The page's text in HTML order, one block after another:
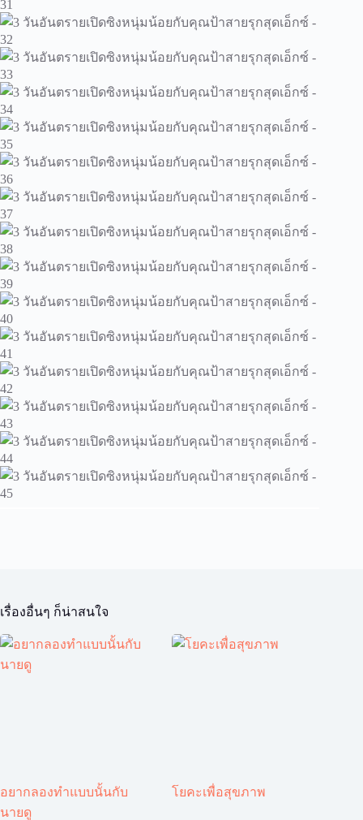
เรื่องอื่นๆ ก็น่าสนใจ
อยากลองทำแบบนั้นกับ
นายดู
โยคะเพื่อสุขภาพ